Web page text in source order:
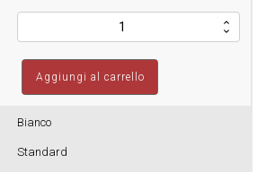
a
Sfera
Glass
17
420mq
Aggiungi al carrello
Bianco
Standard